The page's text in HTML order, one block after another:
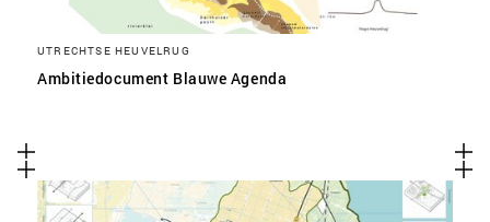
UTRECHTSE HEUVELRUG
Ambitiedocument Blauwe Agenda